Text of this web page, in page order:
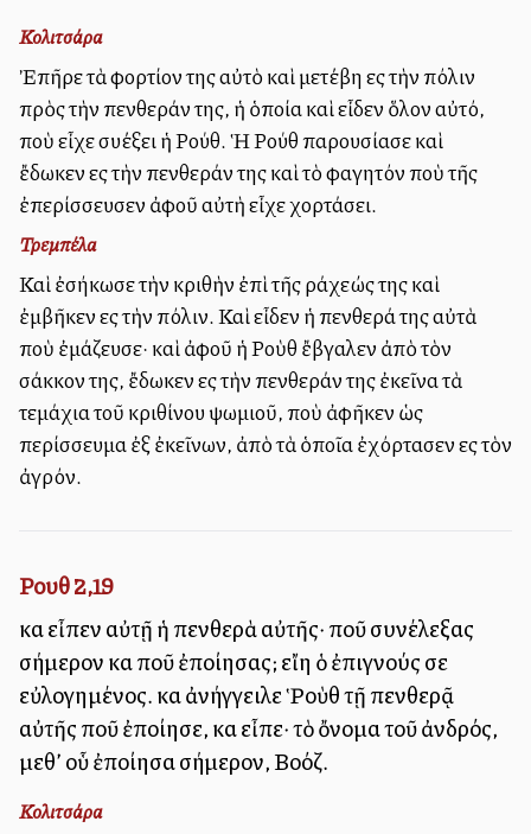
Κολιτσάρα
Ἐπῆρε τὰ φορτίον της αὐτὸ καὶ μετέβη εἰς τὴν πόλιν
πρὸς τὴν πενθεράν της, ἡ ὁποία καὶ εἶδεν ὅλον αὐτό,
ποὺ εἶχε συλλέξει ἡ Ρούθ. Ἡ Ρούθ παρουσίασε καὶ
ἔδωκεν εἰς τὴν πενθεράν της καὶ τὸ φαγητόν ποὺ τῆς
ἐπερίσσευσεν ἀφοῦ αὐτὴ εἶχε χορτάσει.
Τρεμπέλα
Καὶ ἐσήκωσε τὴν κριθὴν ἐπὶ τῆς ράχεώς της καὶ
ἐμβῆκεν εἰς τὴν πόλιν. Καὶ εἶδεν ἡ πενθερά της αὐτὰ
ποὺ ἐμάζευσε· καὶ ἀφοῦ ἡ Ροὺθ ἔβγαλεν ἀπὸ τὸν
σάκκον της, ἔδωκεν εἰς τὴν πενθεράν της ἐκεῖνα τὰ
τεμάχια τοῦ κριθίνου ψωμιοῦ, ποὺ ἀφῆκεν ὡς
περίσσευμα ἐξ ἐκεῖνων, ἀπὸ τὰ ὁποῖα ἐχόρτασεν εἰς τὸν
ἀγρόν.
Ρουθ 2,19
καὶ εἶπεν αὐτῇ ἡ πενθερὰ αὐτῆς· ποῦ συνέλεξας
σήμερον καὶ ποῦ ἐποίησας; εἴη ὁ ἐπιγνούς σε
εὐλογημένος. καὶ ἀνήγγειλε Ῥοὺθ τῇ πενθερᾷ
αὐτῆς ποῦ ἐποίησε, καὶ εἶπε· τὸ ὄνομα τοῦ ἀνδρός,
μεθ’ οὗ ἐποίησα σήμερον, Βοόζ.
Κολιτσάρα